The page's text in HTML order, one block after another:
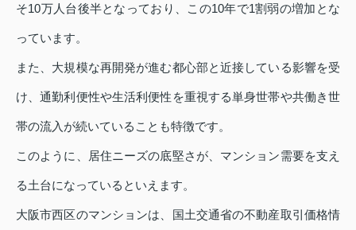
そ10万人台後半となっており、この10年で1割弱の増加とな
っています。
また、大規模な再開発が進む都心部と近接している影響を受
け、通勤利便性や生活利便性を重視する単身世帯や共働き世
帯の流入が続いていることも特徴です。
このように、居住ニーズの底堅さが、マンション需要を支え
る土台になっているといえます。
大阪市西区のマンションは、国土交通省の不動産取引価格情